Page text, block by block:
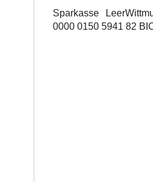
Sparkasse
0000 0150 5941 82